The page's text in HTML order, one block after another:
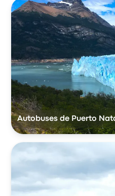
Autobuses de Puerto